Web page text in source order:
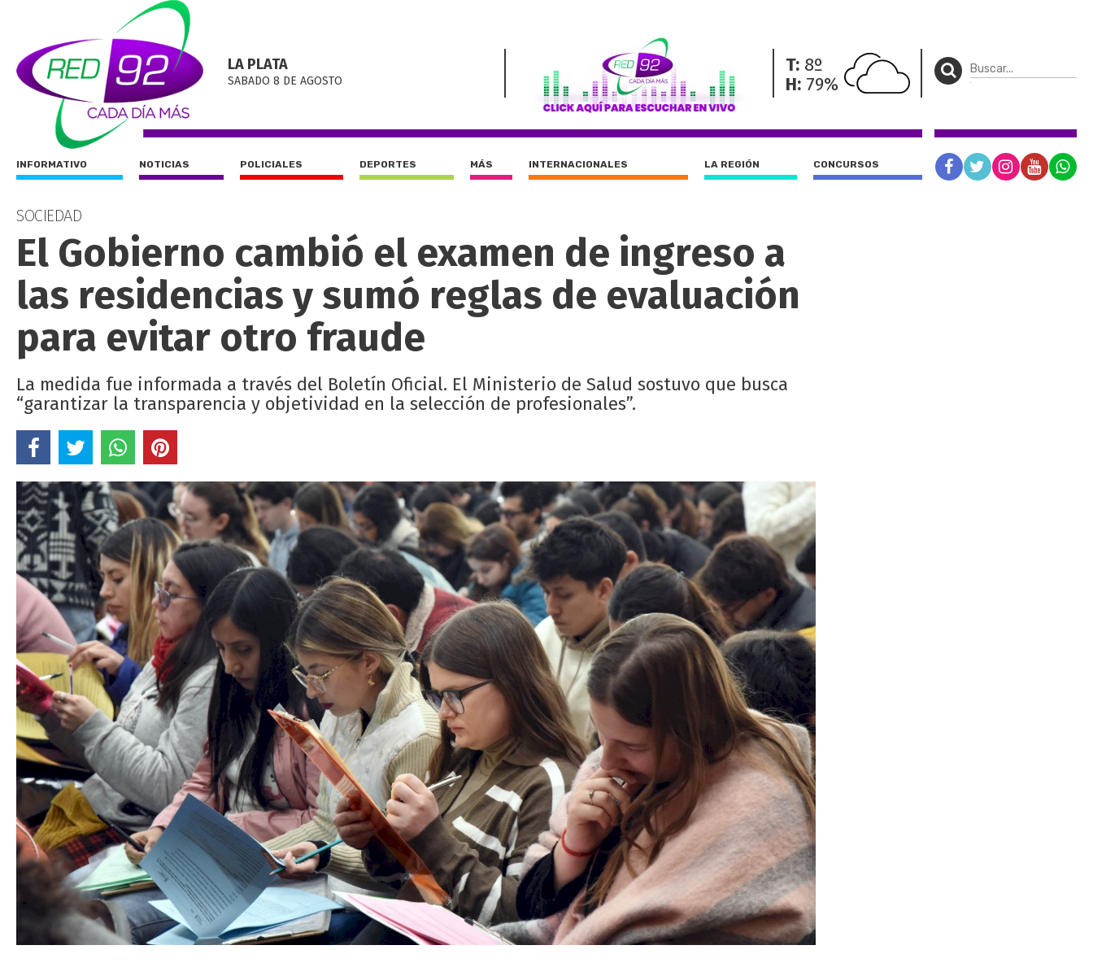
LA PLATA
SABADO 8 DE AGOSTO
T: 8º
H: 79%
INFORMATIVO NOTICIAS POLICIALES DEPORTES MÁS INTERNACIONALES LA REGIÓN CONCURSOS
SOCIEDAD
El Gobierno cambió el examen de ingreso a
las residencias y sumó reglas de evaluación
para evitar otro fraude
La medida fue informada a través del Boletín Oficial. El Ministerio de Salud sostuvo que busca
“garantizar la transparencia y objetividad en la selección de profesionales”.